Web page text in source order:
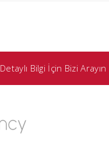
Detaylı Bilgi İçin Bizi Arayın